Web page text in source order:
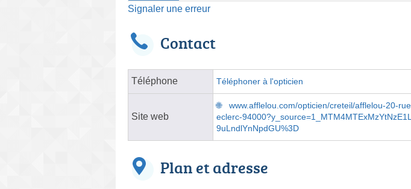
Signaler une erreur
Contact
Téléphone Téléphoner à l'opticien
Site web
www.afflelou.com/opticien/creteil/afflelou-20-
eclerc-
9uLndlYnNpdGU%3D
Plan et adresse